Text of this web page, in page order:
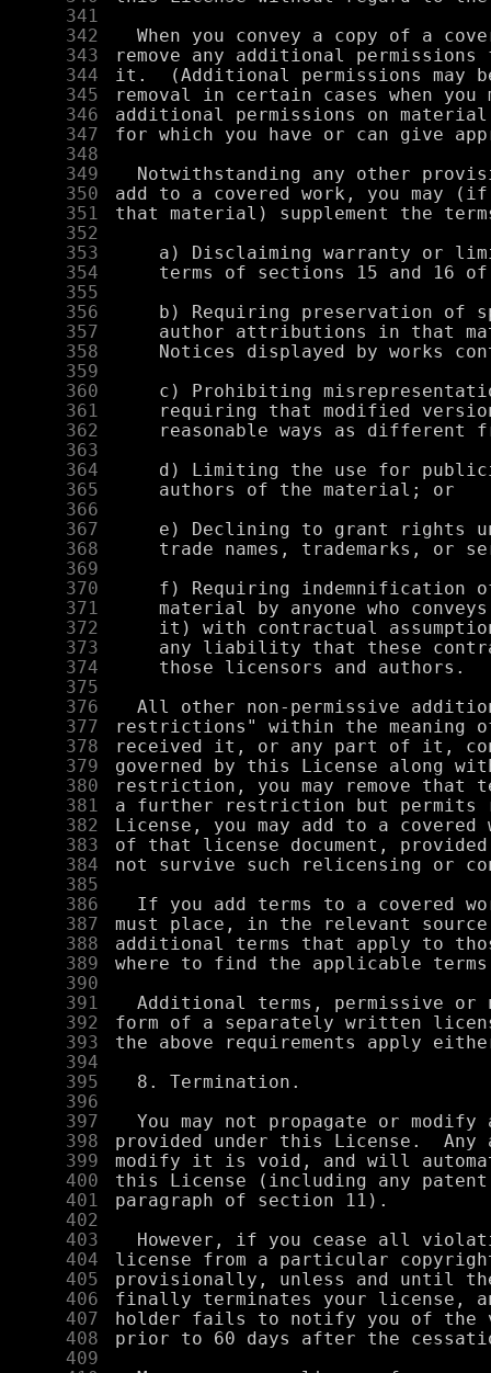
    341
    342
    343
    344
    345
    346
    347
    348
    349
    350
    351
    352
    353
    354
    355
    356
    357
    358
    359
    360
    361
    362
    363
    364
    365
    366
    367
    368
    369
    370
    371
    372
    373
    374
    375
    376
    377
    378
    379
    380
    381
    382
    383
    384
    385
    386
    387
    388
    389
    390
    391
    392
    393
    394
    395
    396
    397
    398
    399
    400
    401
    402
    403
    404
    405
    406
    407
    408
    409